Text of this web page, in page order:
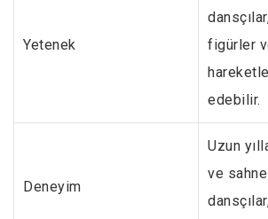
Yetenek
figürler
edebilir.
Deneyim
Uzun
ve